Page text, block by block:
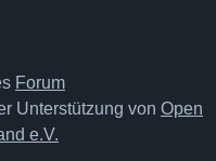
Forum
Unterstützung von Open
e.V.